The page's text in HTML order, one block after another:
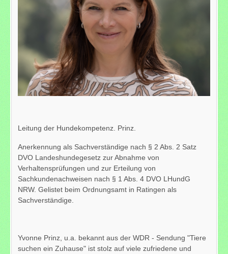
Leitung der Hundekompetenz. Prinz.
Anerkennung als Sachverständige nach § 2 Abs. 2 Satz
DVO Landeshundegesetz zur Abnahme von
Verhaltensprüfungen und zur Erteilung von
Sachkundenachweisen nach § 1 Abs. 4 DVO LHundG
NRW. Gelistet beim Ordnungsamt in Ratingen als
Sachverständige.
Yvonne Prinz, u.a. bekannt aus der WDR - Sendung "Tiere
suchen ein Zuhause" ist stolz auf viele zufriedene und